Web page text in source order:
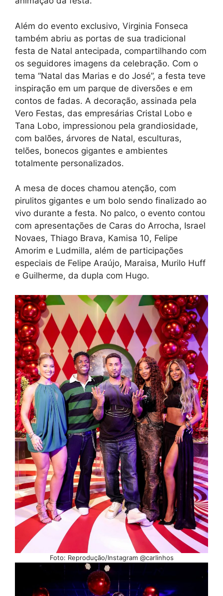
Além do evento exclusivo, Virginia Fonseca
também abriu as portas de sua tradicional
festa de Natal antecipada, compartilhando com
os seguidores imagens da celebração. Com o
tema “Natal das Marias e do José”, a festa teve
inspiração em um parque de diversões e em
contos de fadas. A decoração, assinada pela
Vero Festas, das empresárias Cristal Lobo e
Tana Lobo, impressionou pela grandiosidade,
com balões, árvores de Natal, esculturas,
telões, bonecos gigantes e ambientes
totalmente personalizados.
A mesa de doces chamou atenção, com
pirulitos gigantes e um bolo sendo finalizado ao
vivo durante a festa. No palco, o evento contou
com apresentações de Caras do Arrocha, Israel
Novaes, Thiago Brava, Kamisa 10, Felipe
Amorim e Ludmilla, além de participações
especiais de Felipe Araújo, Maraisa, Murilo Huff
e Guilherme, da dupla com Hugo.
Foto: Reprodução/Instagram @carlinhos